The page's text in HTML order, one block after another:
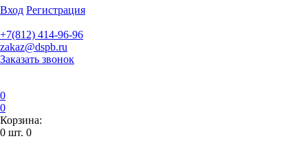
Вход Регистрация
+7(812) 414-96-96
zakaz@dspb.ru
Заказать звонок
0
0
Корзина:
0 шт. 0